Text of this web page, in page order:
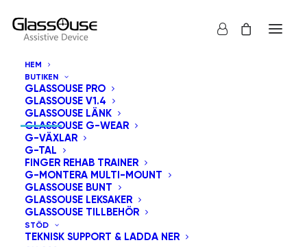
HEM
BUTIKEN
GLASSOUSE PRO
GLASSOUSE V1.4
GLASSOUSE LÄNK
GLASSOUSE G-WEAR
G-VÄXLAR
G-TAL
FINGER REHAB TRAINER
G-MONTERA MULTI-MOUNT
GLASSOUSE BUNT
GLASSOUSE LEKSAKER
GLASSOUSE TILLBEHÖR
STÖD
TEKNISK SUPPORT & LADDA NER
KONTAKTINFORMATION
At-8605 Santa Monica Boulevard i West
Hollywood, CA 90025 Usa.
info@glassouse.com|
(760) 284-7057